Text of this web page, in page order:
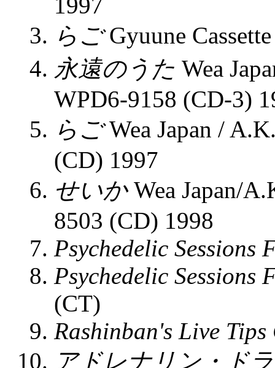
らごGyuune
永遠のうた Wea
WPD6-9158 (CD-3)
らごWea Japan /
(CD) 1997
せいかWea Japan/
8503 (CD) 1998
Psychedelic
Psychedelic
(CT)
Rashinban's Live
アドレナリン・ド